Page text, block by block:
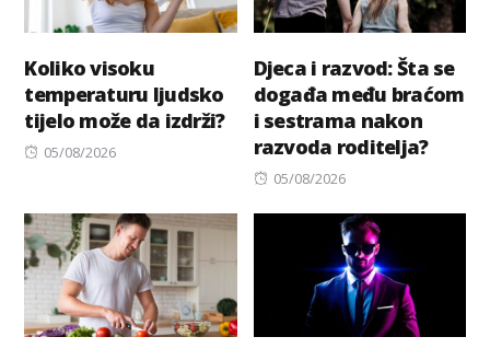
Koliko visoku
temperaturu ljudsko
tijelo može da izdrži?
Posted
05/08/2026
Djeca i razvod: Šta se
događa među braćom
i sestrama nakon
razvoda roditelja?
Posted
05/08/2026